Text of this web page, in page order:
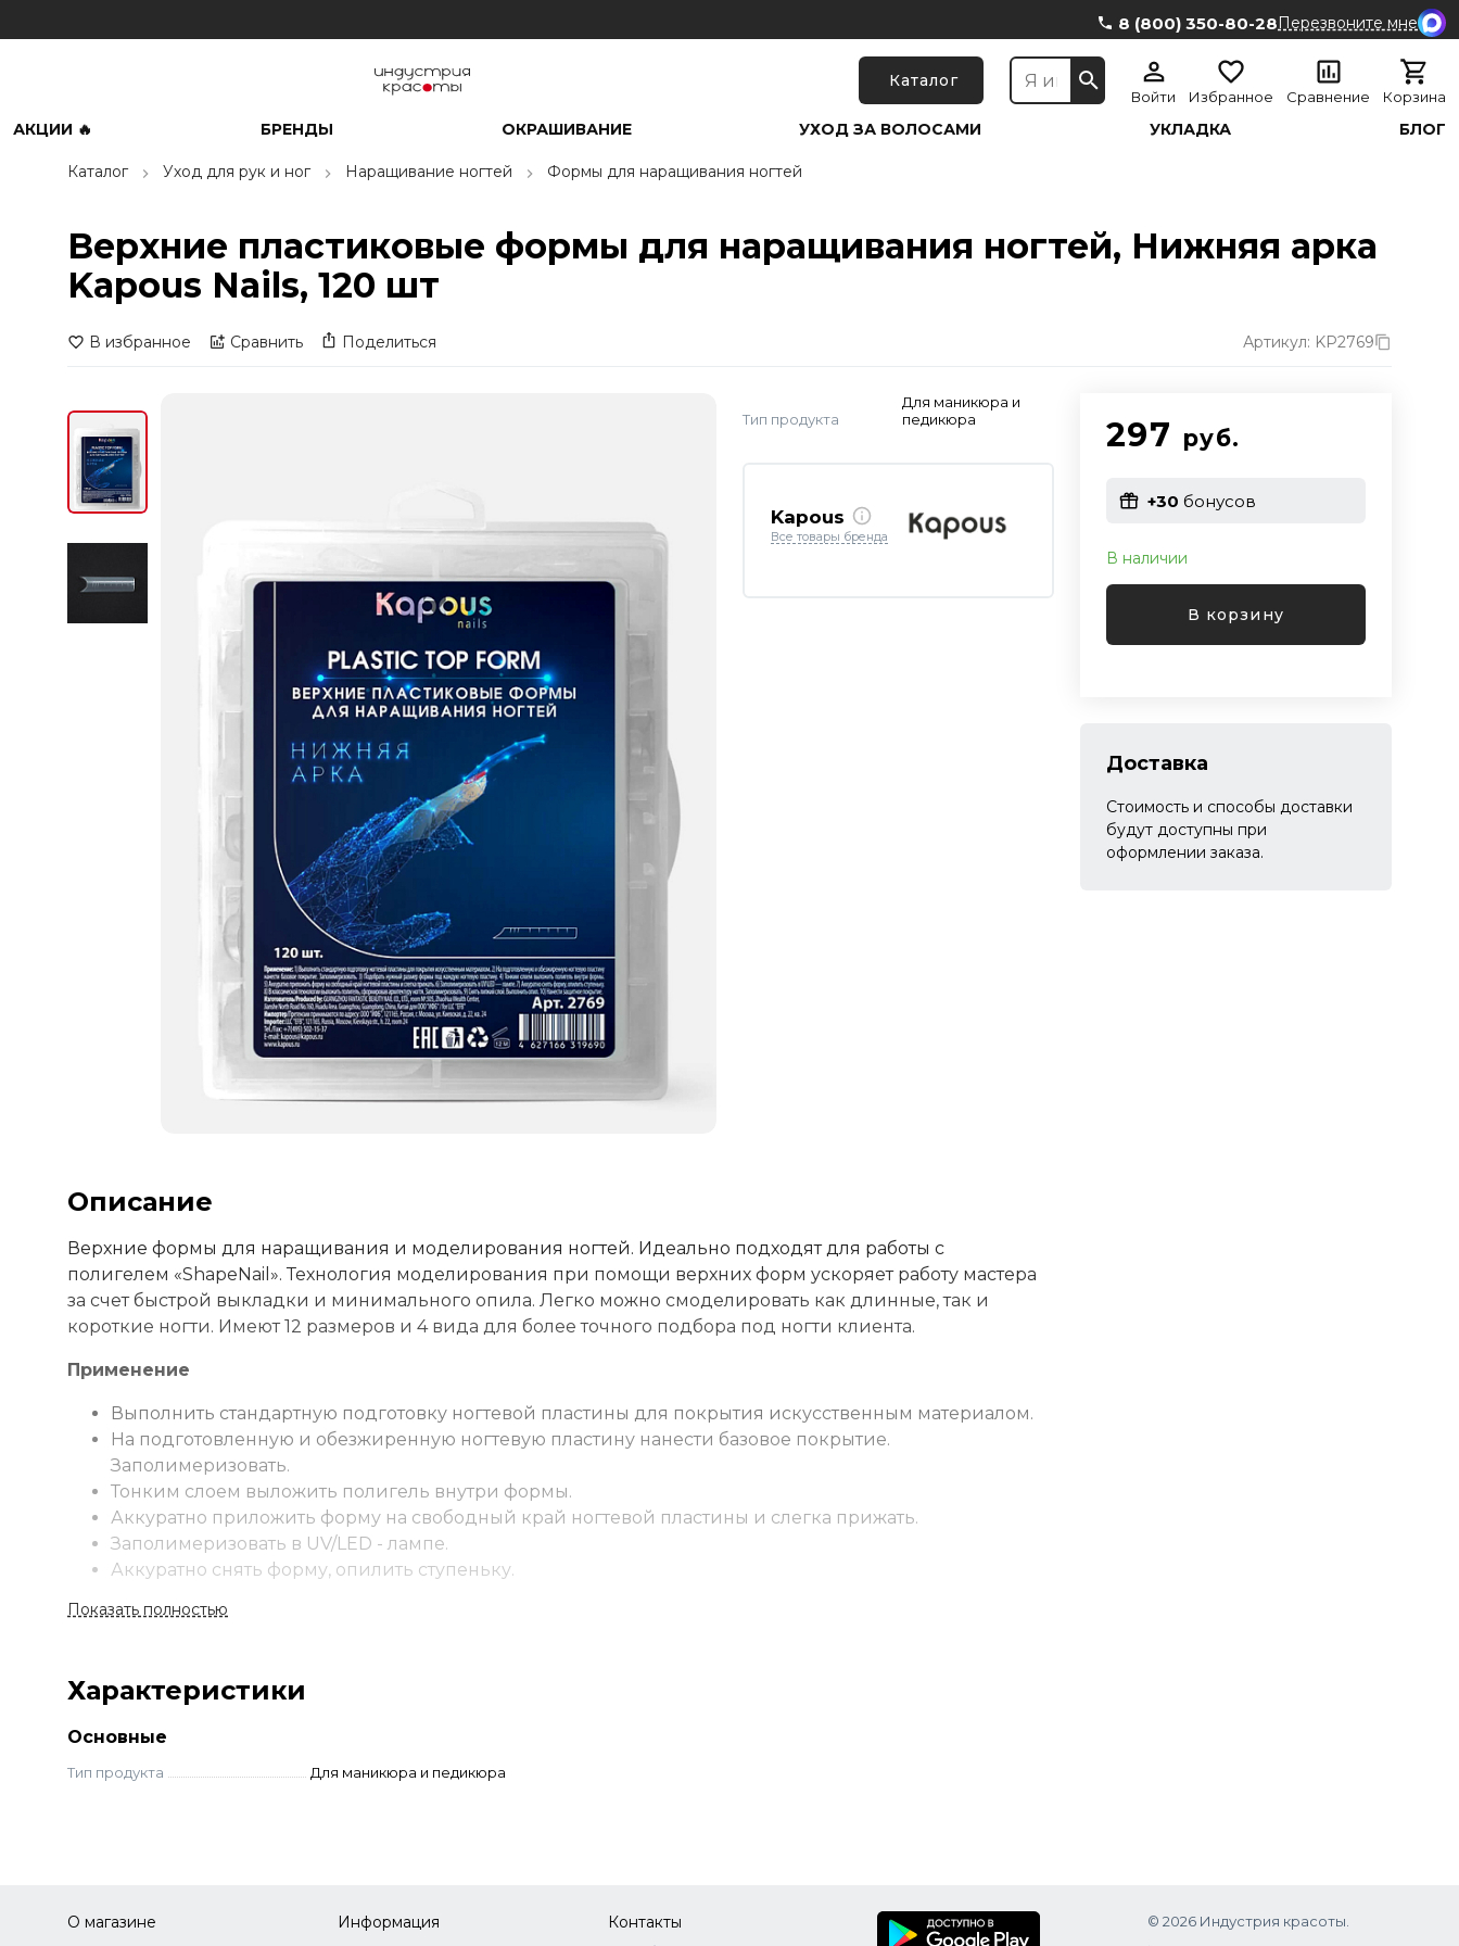
8 (800) 350-80-28Перезвоните мне
Каталог
Войти Избранное Сравнение Корзина
АКЦИИ 🔥 БРЕНДЫ ОКРАШИВАНИЕ УХОД ЗА ВОЛОСАМИ УКЛАДКА БЛОГ
Каталог Уход для рук и ног Наращивание ногтей Формы для наращивания ногтей
Верхние пластиковые формы для наращивания ногтей, Нижняя арка
Kapous Nails, 120 шт
В избранное Сравнить Поделиться Артикул: KP2769
Тип продукта
Для маникюра и
педикюра
Kapous
Все товары бренда
297 руб.
+30 бонусов
В наличии
В корзину
Доставка
Стоимость и способы доставки
будут доступны при
оформлении заказа.
Описание
Верхние формы для наращивания и моделирования ногтей. Идеально подходят для работы с
полигелем «ShapeNail». Технология моделирования при помощи верхних форм ускоряет работу мастера
за счет быстрой выкладки и минимального опила. Легко можно смоделировать как длинные, так и
короткие ногти. Имеют 12 размеров и 4 вида для более точного подбора под ногти клиента.
Применение
Выполнить стандартную подготовку ногтевой пластины для покрытия искусственным материалом.
На подготовленную и обезжиренную ногтевую пластину нанести базовое покрытие.
Заполимеризовать.
Тонким слоем выложить полигель внутри формы.
Аккуратно приложить форму на свободный край ногтевой пластины и слегка прижать.
Заполимеризовать в UV/LED - лампе.
Аккуратно снять форму, опилить ступеньку.
Заполимеризовать.
Показать полностью
Характеристики
Основные
Тип продукта Для маникюра и педикюра
О магазине Информация Контакты
© 2026 Индустрия красоты.